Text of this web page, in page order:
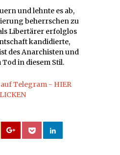
und lehnte es ab,
beherrschen zu
Libertärer erfolglos
kandidierte,
des Anarchisten und
in diesem Stil.
Telegram - HIER